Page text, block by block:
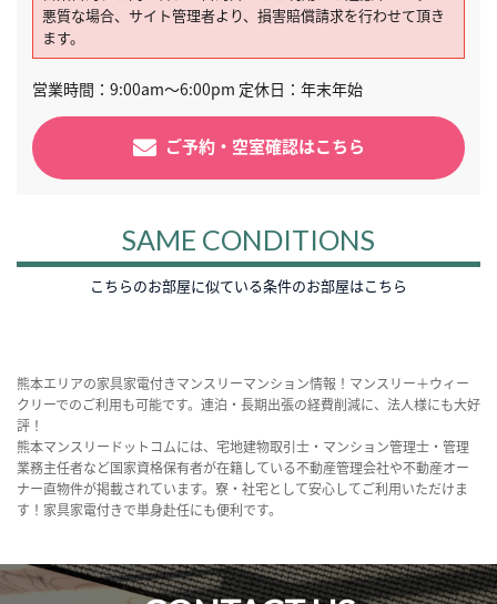
悪質な場合、サイト管理者より、損害賠償請求を行わせて頂き
ます。
営業時間：9:00am～6:00pm 定休日：年末年始
ご予約・空室確認はこちら
SAME CONDITIONS
こちらのお部屋に似ている条件のお部屋はこちら
熊本エリアの家具家電付きマンスリーマンション情報！マンスリー＋ウィー
クリーでのご利用も可能です。連泊・長期出張の経費削減に、法人様にも大好
評！
熊本マンスリードットコムには、宅地建物取引士・マンション管理士・管理
業務主任者など国家資格保有者が在籍している不動産管理会社や不動産オー
ナー直物件が掲載されています。寮・社宅として安心してご利用いただけま
す！家具家電付きで単身赴任にも便利です。